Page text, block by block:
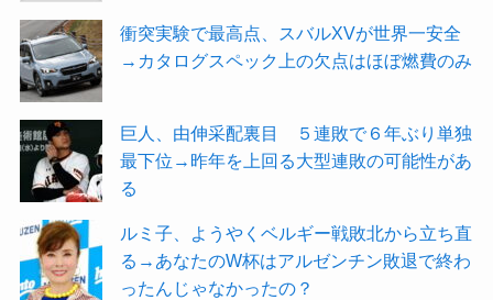
衝突実験で最高点、スバルXVが世界一安全
→カタログスペック上の欠点はほぼ燃費のみ
巨人、由伸采配裏目 ５連敗で６年ぶり単独
最下位→昨年を上回る大型連敗の可能性があ
る
ルミ子、ようやくベルギー戦敗北から立ち直
る→あなたのW杯はアルゼンチン敗退で終わ
ったんじゃなかったの？